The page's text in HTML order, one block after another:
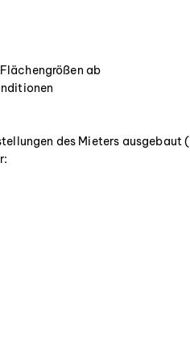
ab
des Mieters ausgebaut (